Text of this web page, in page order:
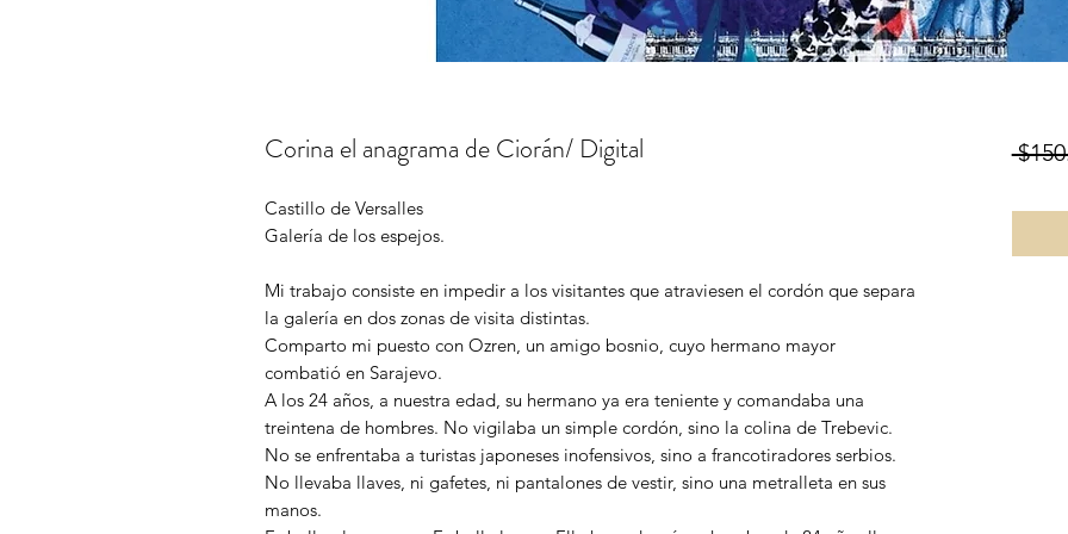
Corina el anagrama de Ciorán/ Digital
Castillo de Versalles
Galería de los espejos.
Mi trabajo consiste en impedir a los visitantes que atraviesen el cordón que separa
la galería en dos zonas de visita distintas.
Comparto mi puesto con Ozren, un amigo bosnio, cuyo hermano mayor
combatió en Sarajevo.
A los 24 años, a nuestra edad, su hermano ya era teniente y comandaba una
treintena de hombres. No vigilaba un simple cordón, sino la colina de Trebevic.
No se enfrentaba a turistas japoneses inofensivos, sino a francotiradores serbios.
No llevaba llaves, ni gafetes, ni pantalones de vestir, sino una metralleta en sus
manos.